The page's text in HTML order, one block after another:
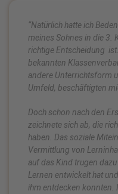
“Natürlich hatte ich
meines Sohnes in die 3.
richtige Entscheidung ist.
bekannten
andere Unterrichtsform
Umfeld, beschäftigten
Doch schon nach den
zeichnete sich ab, die
haben. Das soziale
Vermittlung von
auf das Kind trugen
Lernen entwickelt hat
ihm entdecken konnten.